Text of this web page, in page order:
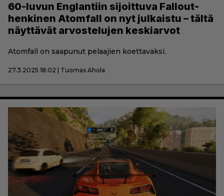
60-luvun Englantiin sijoittuva Fallout-
henkinen Atomfall on nyt julkaistu – tältä
näyttävät arvostelujen keskiarvot
Atomfall on saapunut pelaajien koettavaksi.
27.3.2025 18:02 | Tuomas Ahola